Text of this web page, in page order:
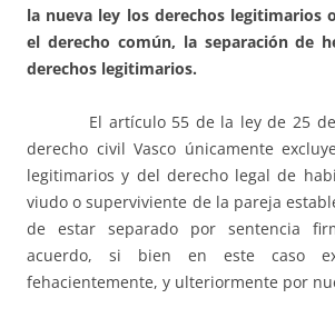
la nueva ley los derechos legitimarios
el derecho común, la separación de
derechos legitimarios.
El artículo 55 de la ley de 25 de
derecho civil Vasco únicamente
legitimarios y del derecho legal de
viudo o superviviente de la pareja
de estar separado por sentencia
acuerdo, si bien en este caso
fehacientemente, y ulteriormente por